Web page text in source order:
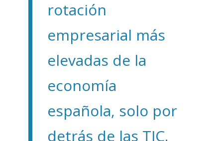
rotación
empresarial más
elevadas de la
economía
española, solo por
detrás de las TIC.